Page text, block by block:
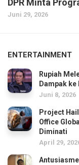
DPR Minta
Juni 29, 2026
ENTERTAINMENT
Rupiah
Dampak
Juni 8, 2026
Project
Office
Diminati
April 29,